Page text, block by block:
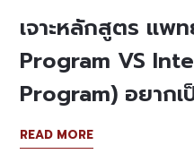
เจาะหลักสูตร แพ
Program VS
Program) อยาก
READ MORE